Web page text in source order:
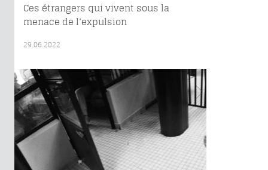
Ces étrangers qui vivent sous la
menace de l’expulsion
29.06.2022